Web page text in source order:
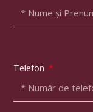
Telefon